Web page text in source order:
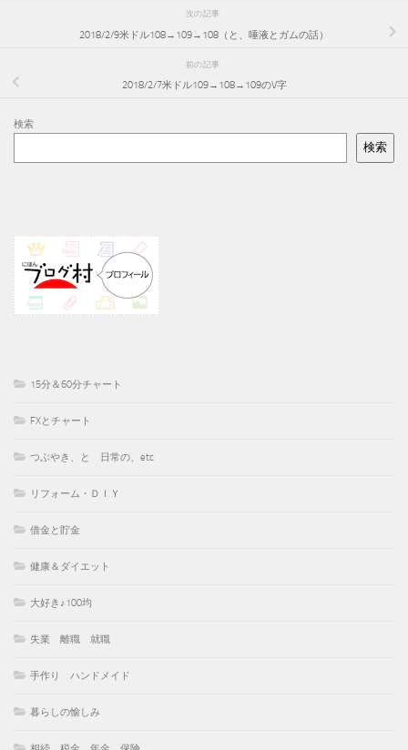
次の記事
2018/2/9米ドル108→109→108（と、唾液とガムの話）
前の記事
2018/2/7米ドル109→108→109のV字
検索
検索
15分＆60分チャート
FXとチャート
つぶやき、と 日常の、etc
リフォーム・ＤＩＹ
借金と貯金
健康＆ダイエット
大好き♪100均
失業 離職 就職
手作り ハンドメイド
暮らしの愉しみ